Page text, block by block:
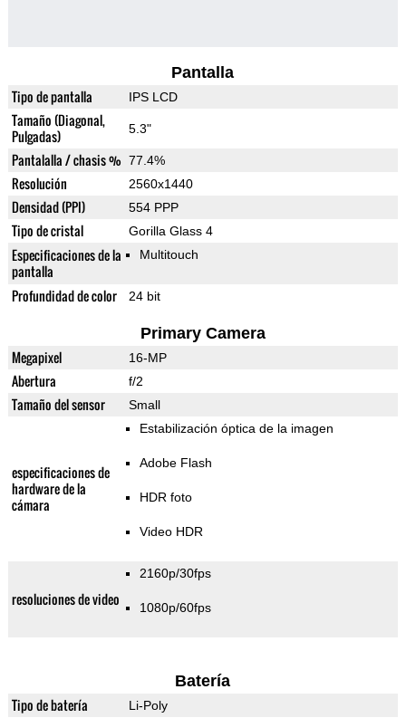
Pantalla
Tipo de pantalla IPS LCD
Tamaño (Diagonal,
Pulgadas)
5.3"
Pantalalla / chasis % 77.4%
Resolución 2560x1440
Densidad (PPI) 554 PPP
Tipo de cristal Gorilla Glass 4
Especificaciones de la
pantalla
Multitouch
Profundidad de color 24 bit
Primary Camera
Megapixel 16-MP
Abertura f/2
Tamaño del sensor Small
especificaciones de
hardware de la
cámara
Estabilización óptica de la imagen
Adobe Flash
HDR foto
Video HDR
resoluciones de video
2160p/30fps
1080p/60fps
Batería
Tipo de batería Li-Poly